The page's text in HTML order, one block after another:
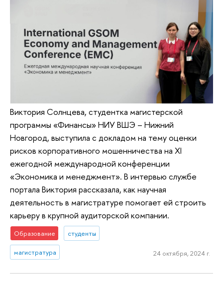
Виктория Солнцева, студентка магистерской
программы «Финансы» НИУ ВШЭ – Нижний
Новгород, выступила с докладом на тему оценки
рисков корпоративного мошенничества на XI
ежегодной международной конференции
«Экономика и менеджмент». В интервью службе
портала Виктория рассказала, как научная
деятельность в магистратуре помогает ей строить
карьеру в крупной аудиторской компании.
Образование студенты
магистратура 24 октября, 2024 г.